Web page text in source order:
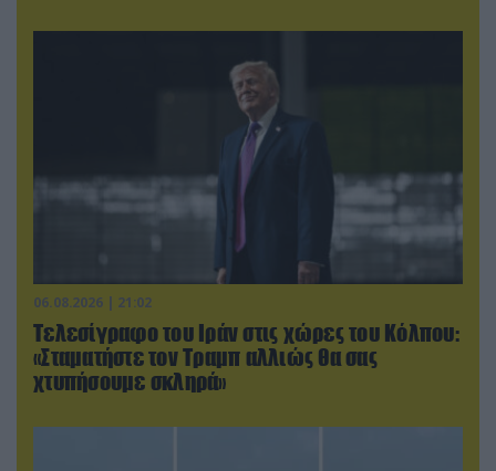
06.08.2026 | 21:02
Τελεσίγραφο του Ιράν στις χώρες του Κόλπου:
«Σταματήστε τον Τραμπ αλλιώς θα σας
χτυπήσουμε σκληρά»